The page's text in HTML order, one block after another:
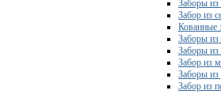
Заборы из
Забор из
Кованные
Заборы из
Заборы из
Забор из
Заборы из
Забор из